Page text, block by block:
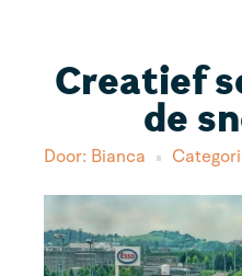
Creatief
de
Door: Bianca